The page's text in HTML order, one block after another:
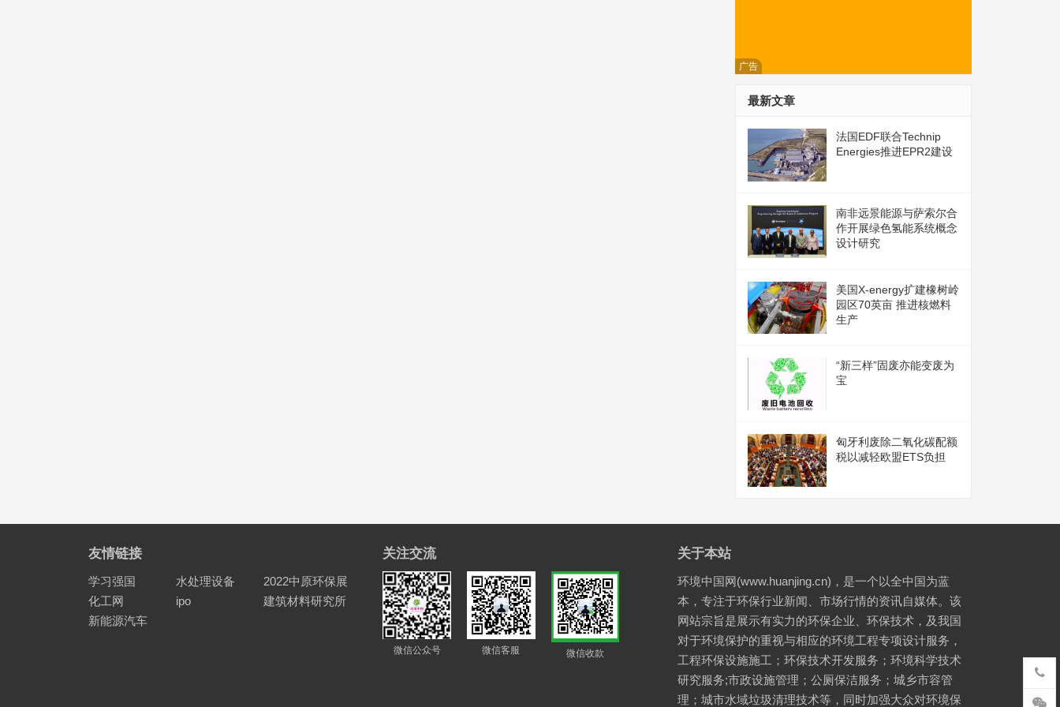
广告
最新文章
法国EDF联合Technip
Energies推进EPR2建设
南非远景能源与萨索尔合
作开展绿色氢能系统概念
设计研究
美国X-energy扩建橡树岭
园区70英亩 推进核燃料
生产
“新三样”固废亦能变废为
宝
匈牙利废除二氧化碳配额
税以减轻欧盟ETS负担
友情链接
学习强国 水处理设备
2022中原环保展
化工网
ipo
建筑材料研究所
新能源汽车
关注交流
微信公众号 微信客服 微信收款
关于本站
环境中国网(www.huanjing.cn)，是一个以全中国为蓝
本，专注于环保行业新闻、市场行情的资讯自媒体。该
网站宗旨是展示有实力的环保企业、环保技术，及我国
对于环境保护的重视与相应的环境工程专项设计服务，
工程环保设施施工；环保技术开发服务；环境科学技术
研究服务;市政设施管理；公厕保洁服务；城乡市容管
理；城市水域垃圾清理技术等，同时加强大众对环境保